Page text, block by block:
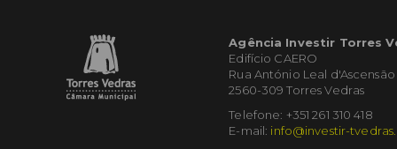
Agência Investir Torres
Edifício CAERO
Rua António Leal d'Ascensão
2560-309 Torres Vedras
Telefone: +351 261 310 418
E-mail: info@investir-